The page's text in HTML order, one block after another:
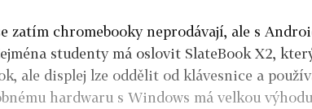
zatím chromebooky neprodávají, ale s
studenty má oslovit SlateBook X2,
ale displej lze oddělit od klávesnice a
hardwaru s Windows má velkou